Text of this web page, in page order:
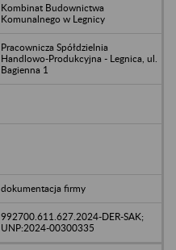
Kombinat Budownictwa
Komunalnego w Legnicy
Pracownicza Spółdzielnia
Handlowo-Produkcyjna - Legnica, ul.
Bagienna 1
dokumentacja firmy
992700.611.627.2024-DER-SAK;
UNP:2024-00300335